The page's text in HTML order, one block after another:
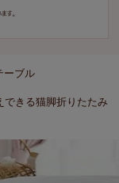
ーブル
できる猫脚折りたたみ